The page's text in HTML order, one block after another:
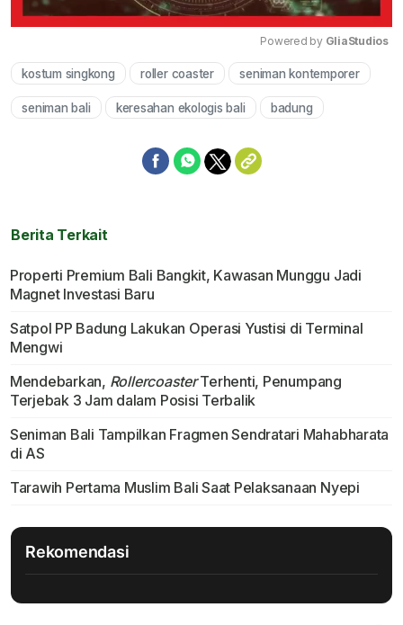
Mute
Powered by GliaStudios
kostum singkong roller coaster seniman kontemporer
seniman bali keresahan ekologis bali badung
Berita Terkait
Properti Premium Bali Bangkit, Kawasan Munggu Jadi
Magnet Investasi Baru
Satpol PP Badung Lakukan Operasi Yustisi di Terminal
Mengwi
Mendebarkan, RollercoasterTerhenti, Penumpang
Terjebak 3 Jam dalam Posisi Terbalik
Seniman Bali Tampilkan Fragmen Sendratari Mahabharata
di AS
Tarawih Pertama Muslim Bali Saat Pelaksanaan Nyepi
Rekomendasi